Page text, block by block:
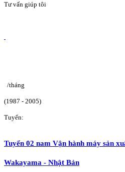
Tư vấn giúp tôi
/tháng
(1987 - 2005)
Tuyển:
Tuyển 02 nam Vận hành máy sản
Wakayama - Nhật Bản